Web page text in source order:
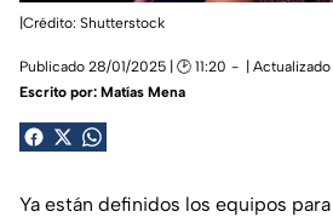
|Crédito: Shutterstock
Publicado 28/01/2025 | 🕑 11:20 | Actualizado
Escrito por: Matías Mena
Ya están definidos los equipos